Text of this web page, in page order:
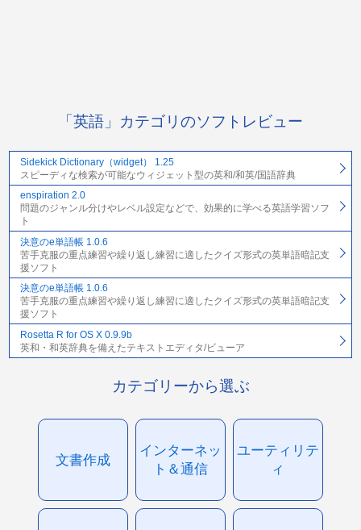
「英語」カテゴリのソフトレビュー
Sidekick Dictionary（widget） 1.25
スピーディな検索が可能なウィジェット型の英和/和英/国語辞典
enspiration 2.0
問題のジャンル分けやレベル設定などで、効果的に学べる英語学習ソフ
ト
決意のe単語帳 1.0.6
苦手克服の重点練習や繰り返し練習に適したクイズ形式の英単語暗記支
援ソフト
決意のe単語帳 1.0.6
苦手克服の重点練習や繰り返し練習に適したクイズ形式の英単語暗記支
援ソフト
Rosetta R for OS X 0.9.9b
英和・和英辞典を備えたテキストエディタ/ビューア
カテゴリーから選ぶ
文書作成
インターネッ
ト＆通信
ユーティリテ
ィ